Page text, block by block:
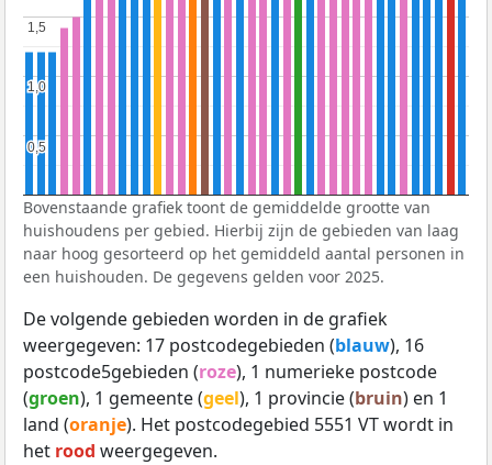
0,5
0,5
1,0
1,0
1,5
1,5
Bovenstaande grafiek toont de gemiddelde grootte van
huishoudens per gebied. Hierbij zijn de gebieden van laag
naar hoog gesorteerd op het gemiddeld aantal personen in
een huishouden. De gegevens gelden voor 2025.
De volgende gebieden worden in de grafiek
weergegeven: 17 postcodegebieden (blauw), 16
postcode5gebieden (roze), 1 numerieke postcode
(groen), 1 gemeente (geel), 1 provincie (bruin) en 1
land (oranje). Het postcodegebied 5551 VT wordt in
het rood weergegeven.